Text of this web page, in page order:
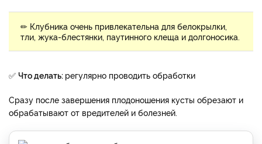
✏ Клубника очень привлекательна для белокрылки,
тли, жука-блестянки, паутинного клеща и долгоносика.
✅ Что делать: регулярно проводить обработки
Сразу после завершения плодоношения кусты обрезают и
обрабатывают от вредителей и болезней.